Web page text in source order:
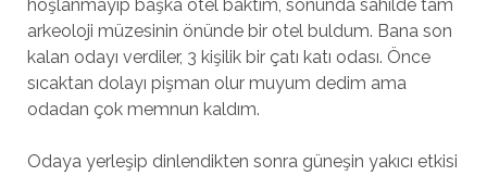
hoşlanmayıp başka otel baktım, sonunda sahilde tam
arkeoloji müzesinin önünde bir otel buldum. Bana son
kalan odayı verdiler, 3 kişilik bir çatı katı odası. Önce
sıcaktan dolayı pişman olur muyum dedim ama
odadan çok memnun kaldım.
Odaya yerleşip dinlendikten sonra güneşin yakıcı etkisi